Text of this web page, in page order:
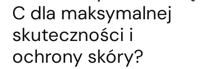
C dla maksymalnej
skuteczności i
ochrony skóry?